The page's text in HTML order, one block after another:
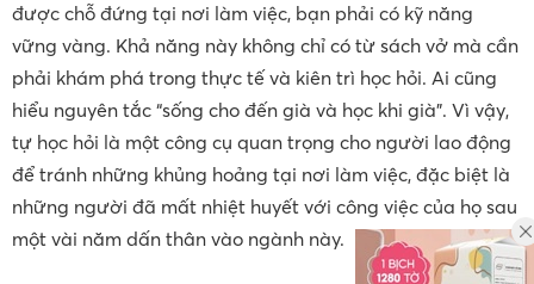
được chỗ đứng tại nơi làm việc, bạn phải có kỹ năng
vững vàng. Khả năng này không chỉ có từ sách vở mà cần
phải khám phá trong thực tế và kiên trì học hỏi. Ai cũng
hiểu nguyên tắc “sống cho đến già và học khi già”. Vì vậy,
tự học hỏi là một công cụ quan trọng cho người lao động
để tránh những khủng hoảng tại nơi làm việc, đặc biệt là
những người đã mất nhiệt huyết với công việc của họ sau
một vài năm dấn thân vào ngành này.